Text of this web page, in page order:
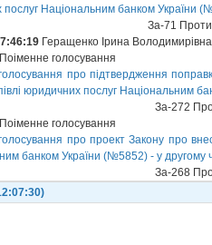
Національним банком України
За-71
Геращенко Ірина Володимирівна
голосування
про підтвердження
юридичних послуг Національним
За-272
голосування
про проект Закону про
банком України (№5852) - у другому
За-268